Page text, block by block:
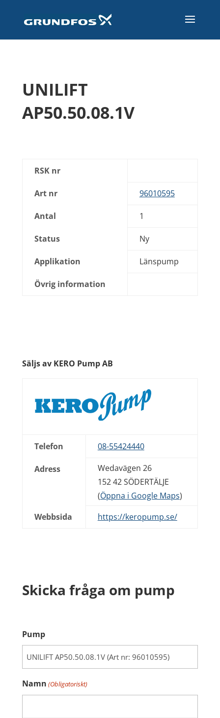
UNILIFT
AP50.50.08.1V
RSK nr
Art nr 96010595
Antal 1
Status Ny
Applikation Länspump
Övrig information
Säljs av KERO Pump AB
Telefon 08-55424440
Adress
Wedavägen 26
152 42 SÖDERTÄLJE
(Öppna i Google Maps)
Webbsida
https://keropump.se/
Skicka fråga om pump
Pump
Namn (Obligatoriskt)